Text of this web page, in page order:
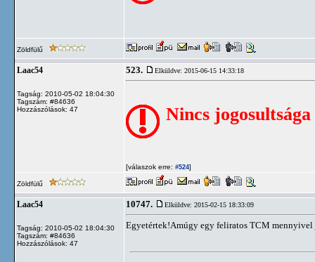
Zöldfülű
Laac54
Tagság: 2010-05-02 18:04:30
Tagszám: #84636
Hozzászólások: 47
523. Elküldve: 2015-06-15 14:33:18
Nincs
[válaszok erre: #524]
Zöldfülű
Laac54
Tagság: 2010-05-02 18:04:30
Tagszám: #84636
Hozzászólások: 47
10747. Elküldve: 2015-02-15 18:33:09
Egyetértek!Amúgy egy feliratos TCM